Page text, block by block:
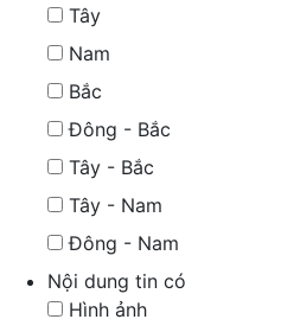
Tây
Nam
Bắc
Đông - Bắc
Tây - Bắc
Tây - Nam
Đông - Nam
Nội dung tin có
Hình ảnh